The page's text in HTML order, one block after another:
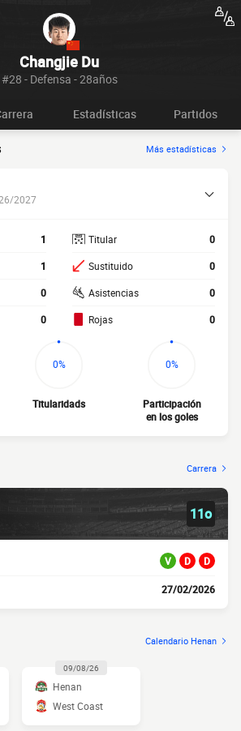
Changjie Du
#28 - Defensa - 28años
Estadísticas Partidos
Más estadísticas
2027
1
1
0
0
Titular 0
Sustituido 0
Asistencias 0
Rojas 0
0%
Titularidads
0%
Participación
en los goles
Carrera
11o
V D D
27/02/2026
Calendario Henan
09/08/26
Henan
West Coast